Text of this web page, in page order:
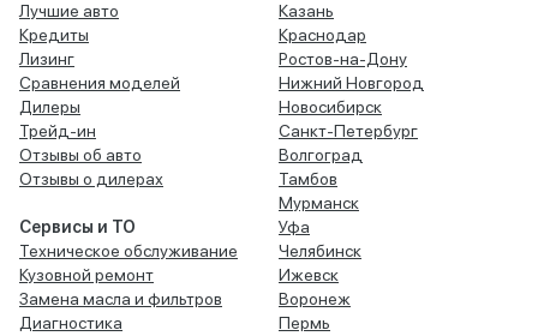
Лучшие авто
Кредиты
Лизинг
Сравнения моделей
Дилеры
Трейд-ин
Отзывы об авто
Отзывы о дилерах
Сервисы и ТО
Техническое обслуживание
Кузовной ремонт
Замена масла и фильтров
Диагностика
Казань
Краснодар
Ростов-на-Дону
Нижний Новгород
Новосибирск
Санкт-Петербург
Волгоград
Тамбов
Мурманск
Уфа
Челябинск
Ижевск
Воронеж
Пермь